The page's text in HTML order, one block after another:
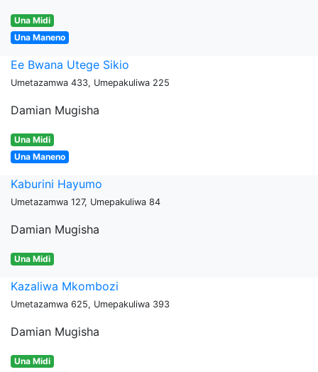
Una Midi
Una Maneno
Ee Bwana Utege Sikio
Umetazamwa 433, Umepakuliwa 225
Damian Mugisha
Una Midi
Una Maneno
Kaburini Hayumo
Umetazamwa 127, Umepakuliwa 84
Damian Mugisha
Una Midi
Kazaliwa Mkombozi
Umetazamwa 625, Umepakuliwa 393
Damian Mugisha
Una Midi